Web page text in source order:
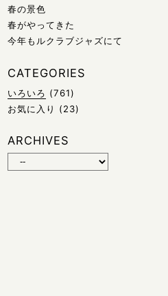
春の景色
春がやってきた
今年もルクラブジャズにて
CATEGORIES
いろいろ (761)
お気に入り
(23)
ARCHIVES